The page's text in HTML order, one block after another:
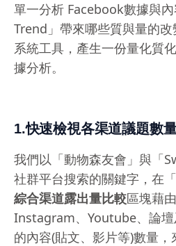
單一分析 Facebook數據與
Trend」帶來哪些質與量的
系統工具，產生一份量化質
據分析。
1.快速檢視各渠道議題數
我們以「動物森友會」與「
社群平台搜索的關鍵字，在
綜合渠道露出量比較區塊藉
Instagram、Youtube、論
的內容(貼文、影片等)數量